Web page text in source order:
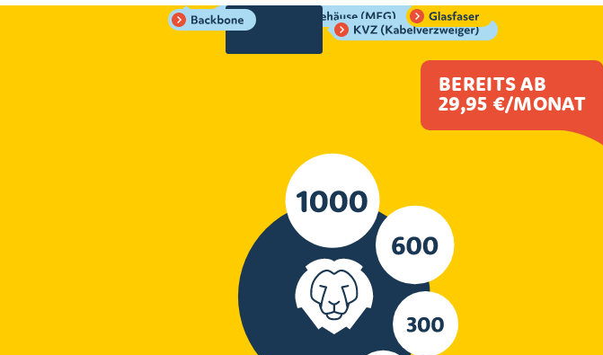
BEREITS AB
29,95 €/MONAT